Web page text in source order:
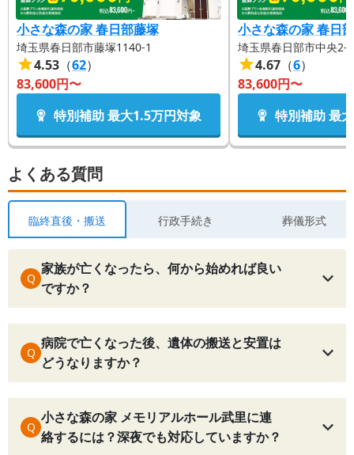
小さな森の家 春日部藤塚
埼玉県春日部市藤塚1140-1
4.53 （62）
83,600円〜
特別補助 最大1.5万円対象
小さな森の家 春日
埼玉県春日部市中央2-
4.67 （6）
83,600円〜
特別補助 最大
よくある質問
臨終直後・搬送 行政手続き 葬儀形式
Q
家族が亡くなったら、何から始めれば良い
ですか？
Q
病院で亡くなった後、遺体の搬送と安置は
どうなりますか？
Q
小さな森の家 メモリアルホール武里に連
絡するには？深夜でも対応していますか？